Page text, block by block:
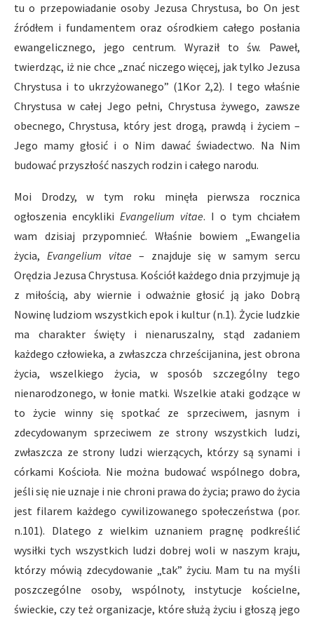
tu o przepowiadanie osoby Jezusa Chrystusa, bo On jest
źródłem i fundamentem oraz ośrodkiem całego posłania
ewangelicznego, jego centrum. Wyraził to św. Paweł,
twierdząc, iż nie chce „znać niczego więcej, jak tylko Jezusa
Chrystusa i to ukrzyżowanego” (1Kor 2,2). I tego właśnie
Chrystusa w całej Jego pełni, Chrystusa żywego, zawsze
obecnego, Chrystusa, który jest drogą, prawdą i życiem –
Jego mamy głosić i o Nim dawać świadectwo. Na Nim
budować przyszłość naszych rodzin i całego narodu.
Moi Drodzy, w tym roku minęła pierwsza rocznica
ogłoszenia encykliki Evangelium vitae. I o tym chciałem
wam dzisiaj przypomnieć. Właśnie bowiem „Ewangelia
życia, Evangelium vitae – znajduje się w samym sercu
Orędzia Jezusa Chrystusa. Kościół każdego dnia przyjmuje ją
z miłością, aby wiernie i odważnie głosić ją jako Dobrą
Nowinę ludziom wszystkich epok i kultur (n.1). Życie ludzkie
ma charakter święty i nienaruszalny, stąd zadaniem
każdego człowieka, a zwłaszcza chrześcijanina, jest obrona
życia, wszelkiego życia, w sposób szczególny tego
nienarodzonego, w łonie matki. Wszelkie ataki godzące w
to życie winny się spotkać ze sprzeciwem, jasnym i
zdecydowanym sprzeciwem ze strony wszystkich ludzi,
zwłaszcza ze strony ludzi wierzących, którzy są synami i
córkami Kościoła. Nie można budować wspólnego dobra,
jeśli się nie uznaje i nie chroni prawa do życia; prawo do życia
jest filarem każdego cywilizowanego społeczeństwa (por.
n.101). Dlatego z wielkim uznaniem pragnę podkreślić
wysiłki tych wszystkich ludzi dobrej woli w naszym kraju,
którzy mówią zdecydowanie „tak” życiu. Mam tu na myśli
poszczególne osoby, wspólnoty, instytucje kościelne,
świeckie, czy też organizacje, które służą życiu i głoszą jego